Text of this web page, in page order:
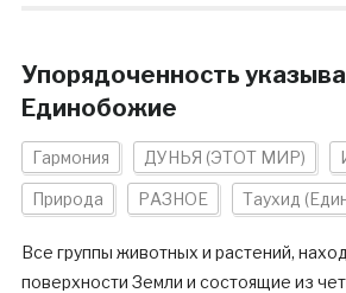
Упорядоченность
Единобожие
Гармония ДУНЬЯ (ЭТОТ МИР)
Природа РАЗНОЕ Таухид
Все группы животных и растений,
поверхности Земли и состоящие из